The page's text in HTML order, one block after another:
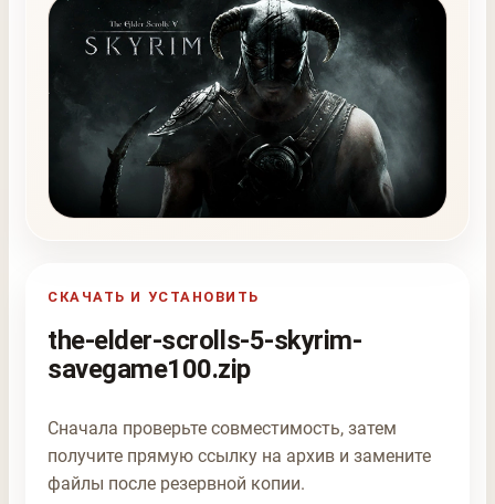
СКАЧАТЬ И УСТАНОВИТЬ
the-elder-scrolls-5-skyrim-
savegame100.zip
Сначала проверьте совместимость, затем
получите прямую ссылку на архив и замените
файлы после резервной копии.